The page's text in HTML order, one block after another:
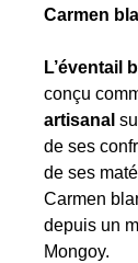
Carmen
L’éventail
conçu
artisanal
de ses
de ses
Carmen
depuis un
Mongoy.